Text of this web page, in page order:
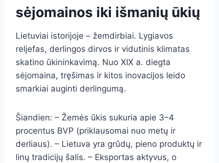
sėjomainos iki išmanių ūkių
Lietuviai istorijoje – žemdirbiai. Lygiavos
reljefas, derlingos dirvos ir vidutinis klimatas
skatino ūkininkavimą. Nuo XIX a. diegta
sėjomaina, tręšimas ir kitos inovacijos leido
smarkiai auginti derlingumą.
Šiandien: – Žemės ūkis sukuria apie 3–4
procentus BVP (priklausomai nuo metų ir
derliaus). – Lietuva yra grūdų, pieno produktų ir
linų tradicijų šalis. – Eksportas aktyvus, o